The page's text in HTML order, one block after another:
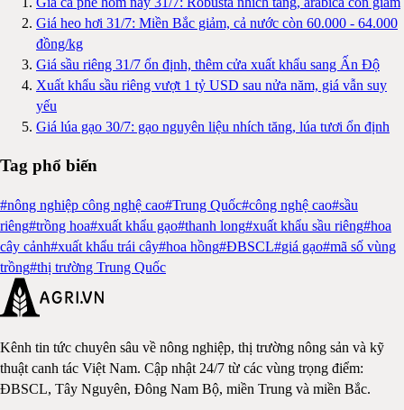
Giá heo hơi 31/7: Miền Bắc giảm, cả nước còn 60.000 - 64.000
đồng/kg
Giá sầu riêng 31/7 ổn định, thêm cửa xuất khẩu sang Ấn Độ
Xuất khẩu sầu riêng vượt 1 tỷ USD sau nửa năm, giá vẫn suy
yếu
Giá lúa gạo 30/7: gạo nguyên liệu nhích tăng, lúa tươi ổn định
Tag phổ biến
#nông nghiệp công nghệ cao#Trung Quốc#công nghệ cao#sầu
riêng#trồng hoa#xuất khẩu gạo#thanh long#xuất khẩu sầu riêng#hoa
cây cảnh#xuất khẩu trái cây#hoa hồng#ĐBSCL#giá gạo#mã số vùng
trồng#thị trường Trung Quốc
Kênh tin tức chuyên sâu về nông nghiệp, thị trường nông sản và kỹ
thuật canh tác Việt Nam. Cập nhật 24/7 từ các vùng trọng điểm:
ĐBSCL, Tây Nguyên, Đông Nam Bộ, miền Trung và miền Bắc.